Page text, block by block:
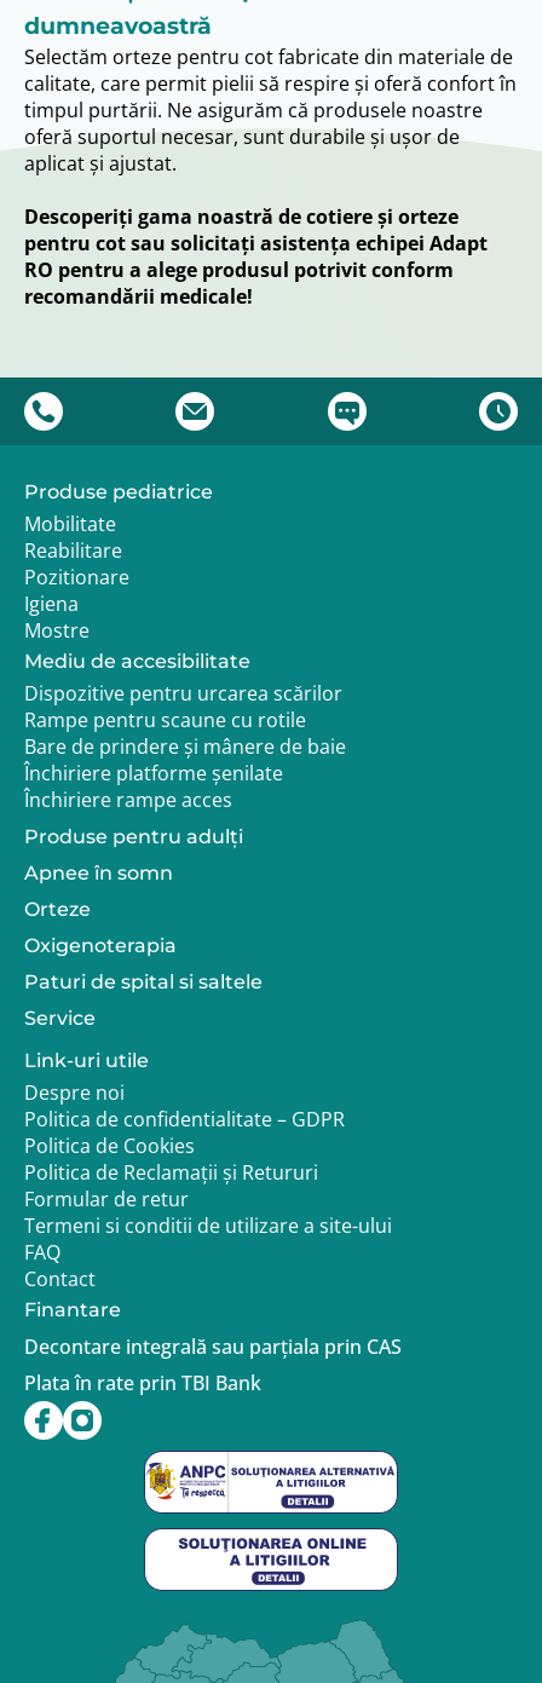
dumneavoastră
Selectăm orteze pentru cot fabricate din materiale de
calitate, care permit pielii să respire și oferă confort în
timpul purtării. Ne asigurăm că produsele noastre
oferă suportul necesar, sunt durabile și ușor de
aplicat și ajustat.
Descoperiți gama noastră de cotiere și orteze
pentru cot sau solicitați asistența echipei Adapt
RO pentru a alege produsul potrivit conform
recomandării medicale!
Produse pediatrice
Mobilitate
Reabilitare
Pozitionare
Igiena
Mostre
Mediu de accesibilitate
Dispozitive pentru urcarea scărilor
Rampe pentru scaune cu rotile
Bare de prindere și mânere de baie
Închiriere platforme șenilate
Închiriere rampe acces
Produse pentru adulţi
Apnee în somn
Orteze
Oxigenoterapia
Paturi de spital si saltele
Service
Link-uri utile
Despre noi
Politica de confidentialitate – GDPR
Politica de Cookies
Politica de Reclamații și Retururi
Formular de retur
Termeni si conditii de utilizare a site-ului
FAQ
Contact
Finantare
Decontare integrală sau parțiala prin CAS
Plata în rate prin TBI Bank